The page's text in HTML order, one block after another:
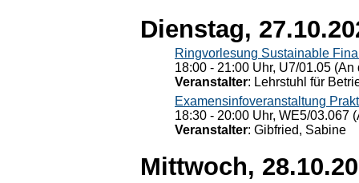
Dienstag,
Ringvorlesung Sustainable
18:00 - 21:00 Uhr, U7/01.05
Veranstalter: Lehrstuhl für
Examensinfoveranstaltung
18:30 - 20:00 Uhr, WE5/03.067
Veranstalter: Gibfried, Sabine
Mittwoch,